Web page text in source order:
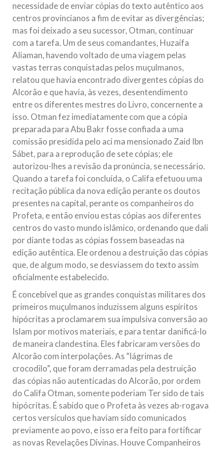
necessidade de enviar cópias do texto autêntico aos
centros provincianos a fim de evitar as divergências;
mas foi deixado a seu sucessor, Otman, continuar
com a tarefa. Um de seus comandantes, Huzaifa
Aliaman, havendo voltado de uma viagem pelas
vastas terras conquistadas pelos muçulmanos,
relatou que havia encontrado divergentes cópias do
Alcorão e que havia, às vezes, desentendimento
entre os diferentes mestres do Livro, concernente a
isso. Otman fez imediatamente com que a cópia
preparada para Abu Bakr fosse confiada a uma
comissão presidida pelo aci ma mensionado Zaid Ibn
Sábet, para a reprodução de sete cópias; ele
autorizou-lhes a revisão da pronúncia, se necessário.
Quando a tarefa foi concluída, o Califa efetuou uma
recitação pública da nova edição perante os doutos
presentes na capital, perante os companheiros do
Profeta, e então enviou estas cópias aos diferentes
centros do vasto mundo islâmico, ordenando que dali
por diante todas as cópias fossem baseadas na
edição autêntica. Ele ordenou a destruição das cópias
que, de algum modo, se desviassem do texto assim
oficialmente estabelecido.
É concebível que as grandes conquistas militares dos
primeiros muçulmanos induzissem alguns espíritos
hipócritas a proclamarem sua impulsiva conversão ao
Islam por motivos materiais, e para tentar danificá-lo
de maneira clandestina. Eles fabricaram versões do
Alcorão com interpolações. As “lágrimas de
crocodilo”, que foram derramadas pela destruição
das cópias não autenticadas do Alcorão, por ordem
do Califa Otman, somente poderiam Ter sido de tais
hipócritas. É sabido que o Profeta às vezes ab-rogava
certos versículos que haviam sido comunicados
previamente ao povo, e isso era feito para fortificar
as novas Revelações Divinas. Houve Companheiros